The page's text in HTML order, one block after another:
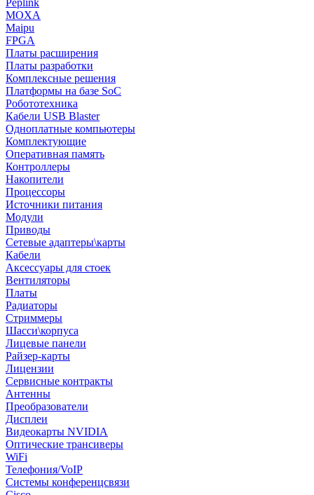
Peplink
MOXA
Maipu
FPGA
Платы расширения
Платы разработки
Комплексные решения
Платформы на базе SoC
Робототехника
Кабели USB Blaster
Одноплатные компьютеры
Комплектующие
Оперативная память
Контроллеры
Накопители
Процессоры
Источники питания
Модули
Приводы
Сетевые адаптеры\карты
Кабели
Аксессуары для стоек
Вентиляторы
Платы
Радиаторы
Стриммеры
Шасси\корпуса
Лицевые панели
Райзер-карты
Лицензии
Сервисные контракты
Антенны
Преобразователи
Дисплеи
Видеокарты NVIDIA
Оптические трансиверы
WiFi
Телефония/VoIP
Системы конференцсвязи